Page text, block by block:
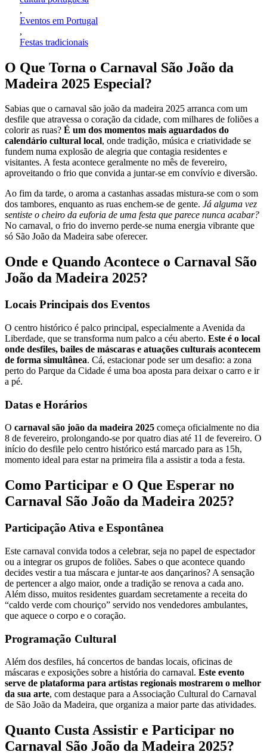
,
Eventos em Portugal
,
Festas tradicionais
O Que Torna o Carnaval São João da
Madeira 2025 Especial?
Sabias que o carnaval são joão da madeira 2025 arranca com um
desfile que atravessa o coração da cidade, com milhares de foliões a
colorir as ruas? É um dos momentos mais aguardados do
calendário cultural local, onde tradição, música e criatividade se
fundem numa explosão de alegria que contagia residentes e
visitantes. A festa acontece geralmente no mês de fevereiro,
aproveitando o frio que convida a juntar-se em convívio e diversão.
Ao fim da tarde, o aroma a castanhas assadas mistura-se com o som
dos tambores, enquanto as ruas enchem-se de gente. Já alguma vez
sentiste o cheiro da euforia de uma festa que parece nunca acabar?
No carnaval, o frio do inverno perde-se numa energia vibrante que
só São João da Madeira sabe oferecer.
Onde e Quando Acontece o Carnaval São
João da Madeira 2025?
Locais Principais dos Eventos
O centro histórico é palco principal, especialmente a Avenida da
Liberdade, que se transforma num palco a céu aberto. Este é o local
onde desfiles, bailes de máscaras e atuações culturais acontecem
de forma simultânea. Cá, estacionar pode ser um desafio: a zona
perto do Parque da Cidade é uma boa aposta para deixar o carro e ir
a pé.
Datas e Horários
O carnaval são joão da madeira 2025 começa oficialmente no dia
8 de fevereiro, prolongando-se por quatro dias até 11 de fevereiro. O
início do desfile pelo centro histórico está marcado para as 15h,
momento ideal para estar na primeira fila a assistir a toda a festa.
Como Participar e O Que Esperar no
Carnaval São João da Madeira 2025?
Participação Ativa e Espontânea
Este carnaval convida todos a celebrar, seja no papel de espectador
ou a integrar os grupos de foliões. Sabes o que acontece quando
decides vestir a tua máscara e juntar-te aos dançarinos? A sensação
de pertencer a algo maior, onde a tradição se renova a cada ano.
Além disso, muitos residentes guardam secretamente a receita do
“caldo verde com chouriço” servido nos vendedores ambulantes,
que aquece o corpo e o coração.
Programação Cultural
Além dos desfiles, há concertos de bandas locais, oficinas de
máscaras e exposições sobre a história do carnaval. Este evento
serve de plataforma para artistas regionais mostrarem o melhor
da sua arte, com destaque para a Associação Cultural do Carnaval
de São João da Madeira, que organiza a maior parte das atividades.
Quanto Custa Assistir e Participar no
Carnaval São João da Madeira 2025?